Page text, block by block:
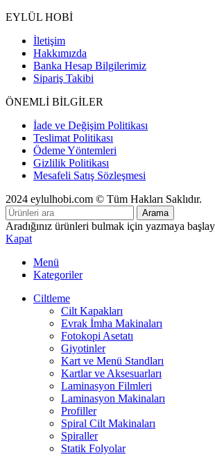
EYLÜL HOBİ
İletişim
Hakkımızda
Banka Hesap Bilgilerimiz
Sipariş Takibi
ÖNEMLİ BİLGİLER
İade ve Değişim Politikası
Teslimat Politikası
Ödeme Yöntemleri
Gizlilik Politikası
Mesafeli Satış Sözleşmesi
2024 eylulhobi.com © Tüm Hakları Saklıdır.
Arama
Aradığınız ürünleri bulmak için yazmaya
Kapat
Menü
Kategoriler
Ciltleme
Cilt Kapakları
Evrak İmha Makinaları
Fotokopi Asetatı
Giyotinler
Kart ve Menü Standları
Kartlar ve Aksesuarları
Laminasyon Filmleri
Laminasyon Makinaları
Profiller
Spiral Cilt Makinaları
Spiraller
Statik Folyolar